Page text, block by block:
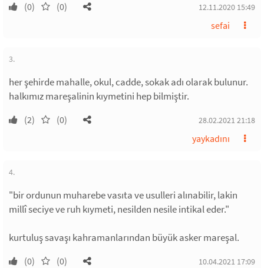
(0) (0) 12.11.2020 15:49
sefai
3.
her şehirde mahalle, okul, cadde, sokak adı olarak bulunur.
halkımız mareşalinin kıymetini hep bilmiştir.
(2) (0) 28.02.2021 21:18
yaykadını
4.
"bir ordunun muharebe vasıta ve usulleri alınabilir, lakin
millî seciye ve ruh kıymeti, nesilden nesile intikal eder."
kurtuluş savaşı kahramanlarından büyük asker mareşal.
(0) (0) 10.04.2021 17:09